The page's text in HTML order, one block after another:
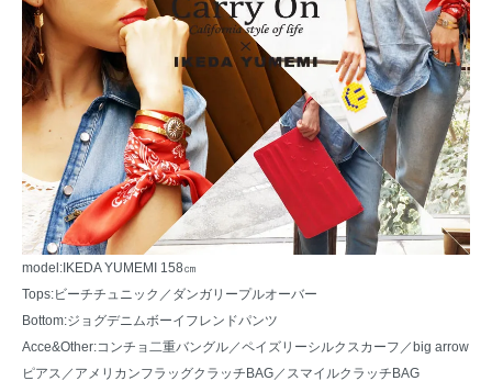
model:IKEDA YUMEMI 158㎝
Tops:ビーチチュニック ／ダンガリープルオーバー
Bottom:ジョグデニムボーイフレンドパンツ
Acce&Other:コンチョ二重バングル／ペイズリーシルクスカーフ ／ big arrow
ピアス ／ アメリカンフラッグクラッチBAG／ スマイルクラッチBAG